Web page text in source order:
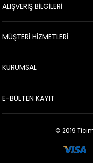
ALIŞVERİŞ BİLGİLERİ
MÜŞTERİ HİZMETLERİ
KURUMSAL
E-BÜLTEN KAYIT
© 2019